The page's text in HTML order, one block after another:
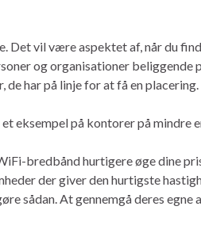
Det vil være aspektet af, når du
og organisationer beliggende
har på linje for at få en placering.
eksempel på kontorer på mindre
bredbånd hurtigere øge dine
der giver den hurtigste
sådan. At gennemgå deres